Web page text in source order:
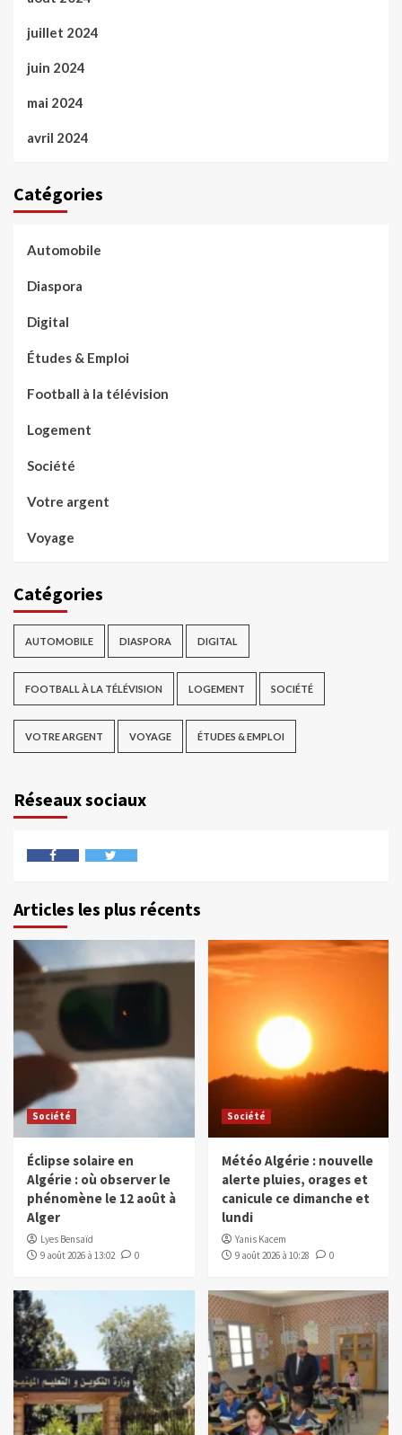
juillet 2024
juin 2024
mai 2024
avril 2024
Catégories
Automobile
Diaspora
Digital
Études & Emploi
Football à la télévision
Logement
Société
Votre argent
Voyage
Catégories
AUTOMOBILE DIASPORA DIGITAL
FOOTBALL À LA TÉLÉVISION LOGEMENT SOCIÉTÉ
VOTRE ARGENT VOYAGE ÉTUDES & EMPLOI
Réseaux sociaux
Articles les plus récents
Société
Éclipse solaire en
Algérie : où observer le
phénomène le 12 août à
Alger
Lyes Bensaïd
9 août 2026 à 13:02
0
Société
Météo Algérie : nouvelle
alerte pluies, orages et
canicule ce dimanche et
lundi
Yanis Kacem
9 août 2026 à 10:28
0